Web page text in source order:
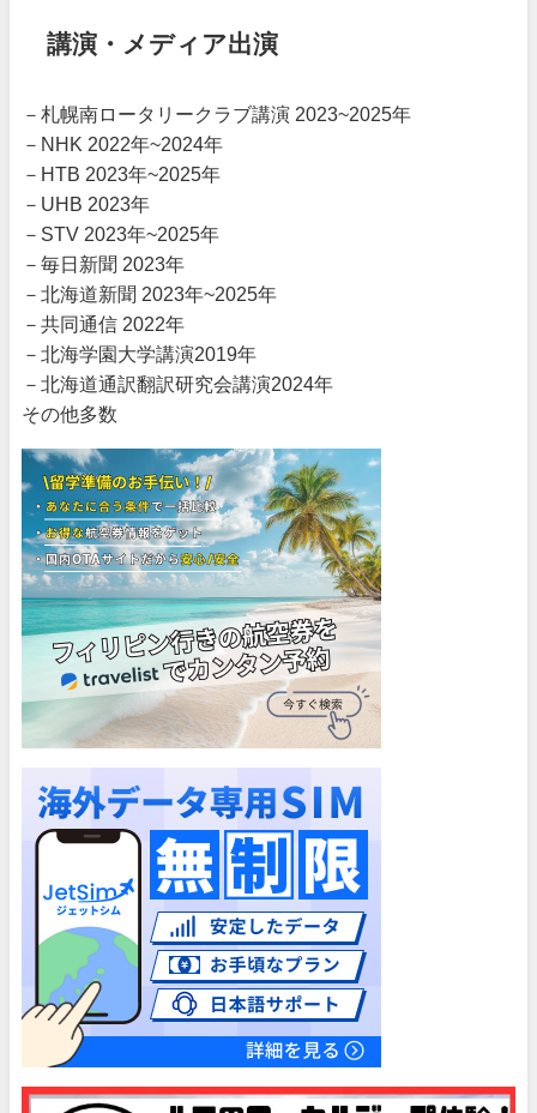
講演・メディア出演
－札幌南ロータリークラブ講演 2023~2025年
－NHK 2022年~2024年
－HTB 2023年~2025年
－UHB 2023年
－STV 2023年~2025年
－毎日新聞 2023年
－北海道新聞 2023年~2025年
－共同通信 2022年
－北海学園大学講演2019年
－北海道通訳翻訳研究会講演2024年
その他多数